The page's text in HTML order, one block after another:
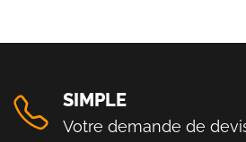
SIMPLE
Votre demande de